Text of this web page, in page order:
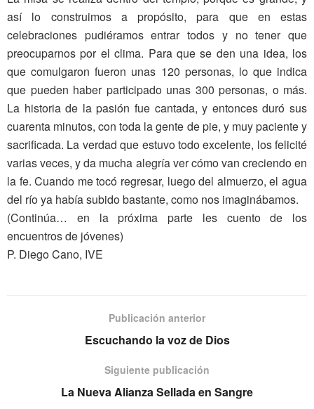
así lo construimos a propósito, para que en estas
celebraciones pudiéramos entrar todos y no tener que
preocuparnos por el clima. Para que se den una idea, los
que comulgaron fueron unas 120 personas, lo que indica
que pueden haber participado unas 300 personas, o más.
La historia de la pasión fue cantada, y entonces duró sus
cuarenta minutos, con toda la gente de pie, y muy paciente y
sacrificada. La verdad que estuvo todo excelente, los felicité
varias veces, y da mucha alegría ver cómo van creciendo en
la fe. Cuando me tocó regresar, luego del almuerzo, el agua
del río ya había subido bastante, como nos imaginábamos.
(Continúa… en la próxima parte les cuento de los
encuentros de jóvenes)
P. Diego Cano, IVE
Publicación anterior
Escuchando la voz de Dios
Siguiente publicación
La Nueva Alianza Sellada en Sangre